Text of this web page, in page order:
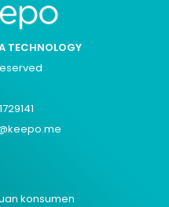
TECHNOLOGY
konsumen